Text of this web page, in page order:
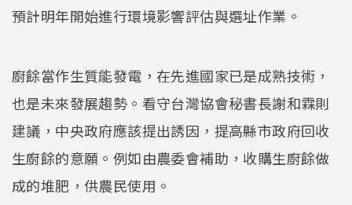
預計明年開始進行環境影響評估與選址作業。
廚餘當作生質能發電，在先進國家已是成熟技術，
也是未來發展趨勢。看守台灣協會秘書長謝和霖則
建議，中央政府應該提出誘因，提高縣市政府回收
生廚餘的意願。例如由農委會補助，收購生廚餘做
成的堆肥，供農民使用。